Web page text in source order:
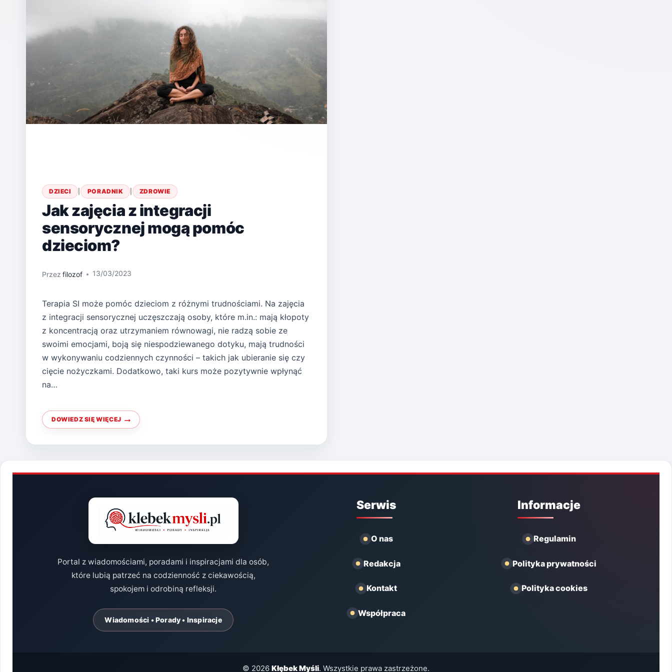
DZIECI PORADNIK ZDROWIE
Jak zajęcia z integracji
sensorycznej mogą pomóc
dzieciom?
Przez filozof 13/03/2023
Terapia SI może pomóc dzieciom z różnymi trudnościami. Na zajęcia
z integracji sensorycznej uczęszczają osoby, które m.in.: mają kłopoty
z koncentracją oraz utrzymaniem równowagi, nie radzą sobie ze
swoimi emocjami, boją się niespodziewanego dotyku, mają trudności
w wykonywaniu codziennych czynności – takich jak ubieranie się czy
cięcie nożyczkami. Dodatkowo, taki kurs może pozytywnie wpłynąć
na…
DOWIEDZ SIĘ WIĘCEJ
JAK
ZAJĘCIA
SENSORYCZNEJ
Portal z wiadomościami, poradami i inspiracjami dla osób,
które lubią patrzeć na codzienność z ciekawością,
spokojem i odrobiną refleksji.
Wiadomości • Porady • Inspiracje
Serwis
O nas
Redakcja
Kontakt
Współpraca
Informacje
Regulamin
Polityka prywatności
Polityka cookies
© 2026 Kłębek Myśli. Wszystkie prawa zastrzeżone.